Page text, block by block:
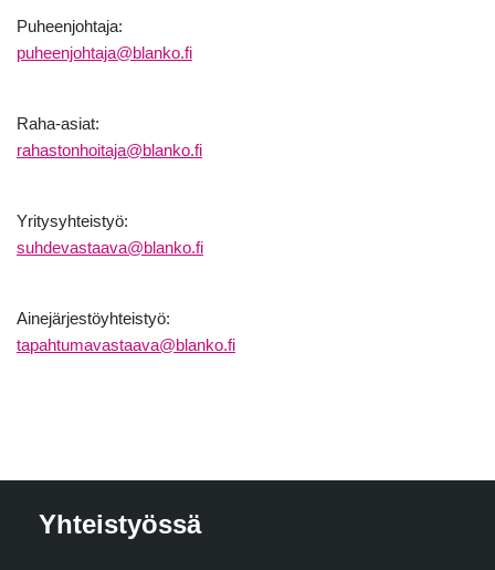
Puheenjohtaja:
puheenjohtaja@blanko.fi
Raha-asiat:
rahastonhoitaja@blanko.fi
Yritysyhteistyö:
suhdevastaava@blanko.fi
Ainejärjestöyhteistyö:
tapahtumavastaava@blanko.fi
Yhteistyössä